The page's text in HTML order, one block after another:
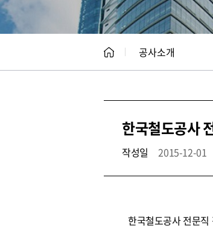
공사소개
한국철도공사
작성일 2015-12-01
한국철도공사 전문